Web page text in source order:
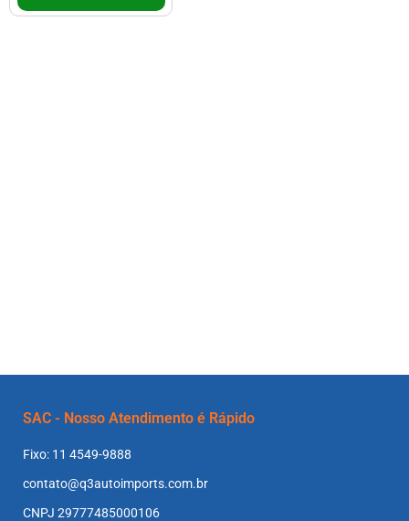
SAC - Nosso Atendimento é Rápido
Fixo: 11 4549-9888
contato@q3autoimports.com.br
CNPJ 29777485000106